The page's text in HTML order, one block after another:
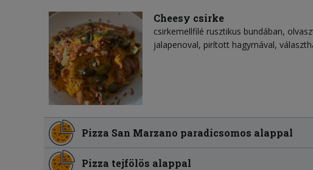
Cheesy csirke
csirkemellfilé rusztikus bundában,
jalapenoval, pirított hagymával,
Pizza San Marzano paradicsomos alappal
Pizza tejfölös alappal